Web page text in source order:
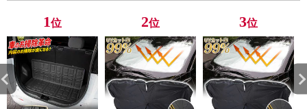
1位 2位 3位